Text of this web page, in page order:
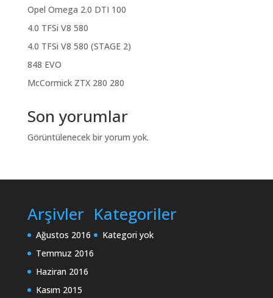
Opel Omega 2.0 DTI 100
4.0 TFSi V8 580
4.0 TFSi V8 580 (STAGE 2)
848 EVO
McCormick ZTX 280 280
Son yorumlar
Görüntülenecek bir yorum yok.
Arşivler
Ağustos 2016
Temmuz 2016
Haziran 2016
Kasım 2015
Kategoriler
Kategori yok